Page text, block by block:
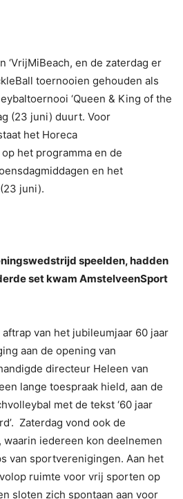
‘VrijMiBeach, en de zaterdag er
toernooien gehouden als
‘Queen & King of the
(23 juni) duurt. Voor
het Horeca
het programma en de
en het
juni).
speelden, hadden
set kwam AmstelveenSport
van het jubileumjaar 60 jaar
aan de opening van
directeur Heleen van
lange toespraak hield, aan de
met de tekst ‘60 jaar
Zaterdag vond ook de
iedereen kon deelnemen
van sportverenigingen. Aan het
ruimte voor vrij sporten op
sloten zich spontaan aan voor